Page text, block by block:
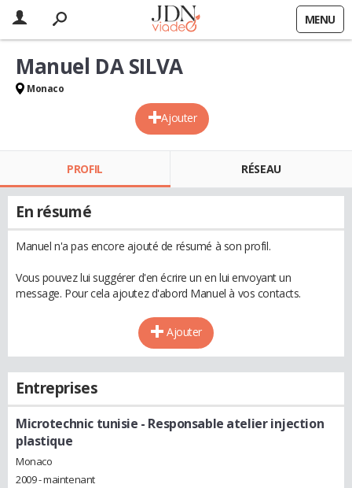
MENU
Ajouter
Manuel DA SILVA
Monaco
PROFIL RÉSEAU
En résumé
Manuel n'a pas encore ajouté de résumé à son profil.
Vous pouvez lui suggérer d'en écrire un en lui envoyant un
message. Pour cela ajoutez d'abord Manuel à vos contacts.
Ajouter
Entreprises
Microtechnic tunisie - Responsable atelier injection
plastique
Monaco
2009 - maintenant